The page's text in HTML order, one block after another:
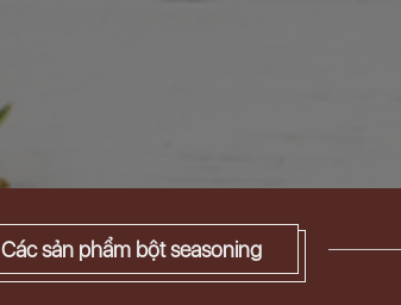
Các sản phẩm bột seasoning